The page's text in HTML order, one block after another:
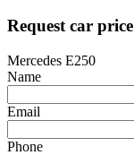
Request car price
Mercedes E250
Name
Email
Phone